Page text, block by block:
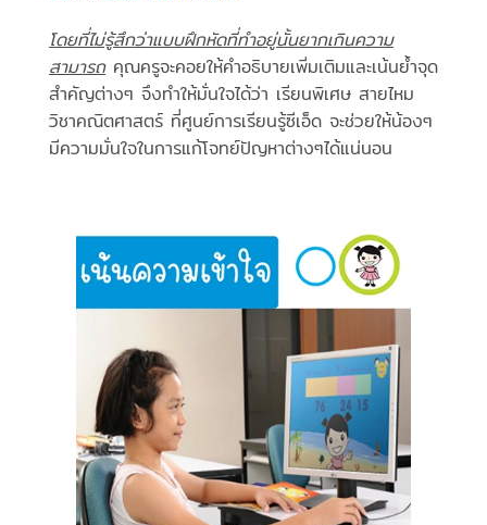
โดยที่ไม่รู้สึกว่าแบบฝึกหัดที่ทำอยู่นั้นยากเกินความ
สามารถคุณครูจะคอยให้คำอธิบายเพิ่มเติมและเน้นย้ำจุด
สำคัญต่างๆ จึงทำให้มั่นใจได้ว่า เรียนพิเศษ สายไหม
วิชาคณิตศาสตร์ ที่ศูนย์การเรียนรู้ซีเอ็ด จะช่วยให้น้องๆ
มีความมั่นใจในการแก้โจทย์ปัญหาต่างๆได้แน่นอน